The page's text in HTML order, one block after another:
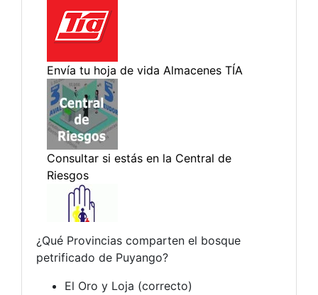
¿Qué Provincias comparten el bosque
petrificado de Puyango?
El Oro y Loja (correcto)